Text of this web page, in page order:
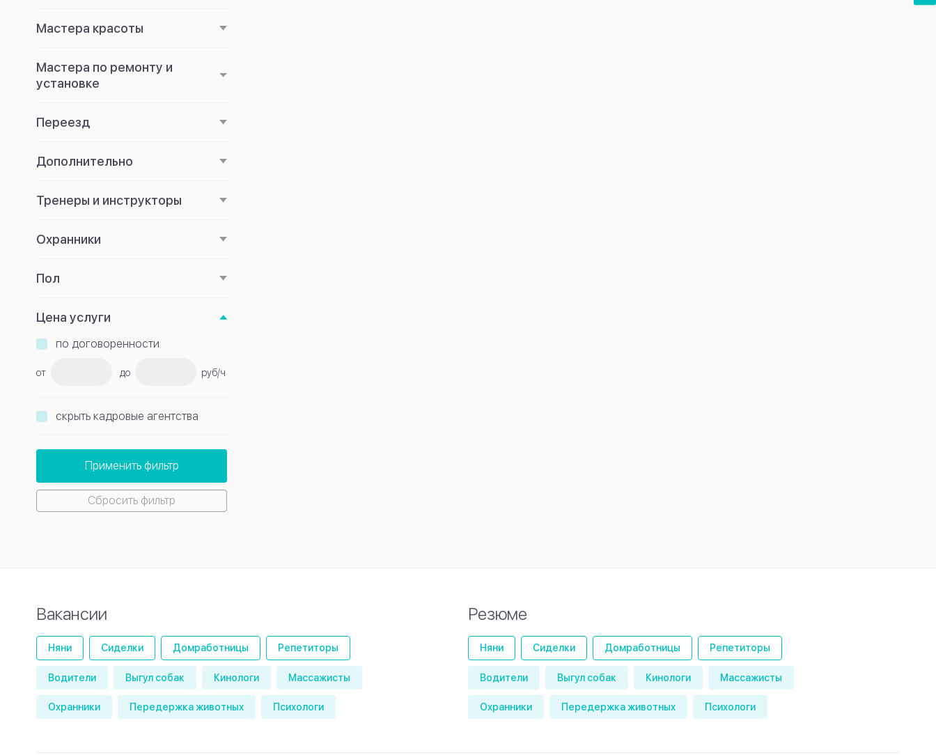
Мастера красоты
Мастера по ремонту и
установке
Переезд
Дополнительно
Тренеры и инструкторы
Охранники
Пол
Цена услуги
по договоренности
от до руб/ч
скрыть кадровые агентства
Применить фильтр
Сбросить фильтр
Вакансии
Няни Сиделки Домработницы Репетиторы
Водители Выгул собак Кинологи Массажисты
Охранники Передержка животных Психологи
Резюме
Няни Сиделки Домработницы Репетиторы
Водители Выгул собак Кинологи Массажисты
Охранники Передержка животных Психологи